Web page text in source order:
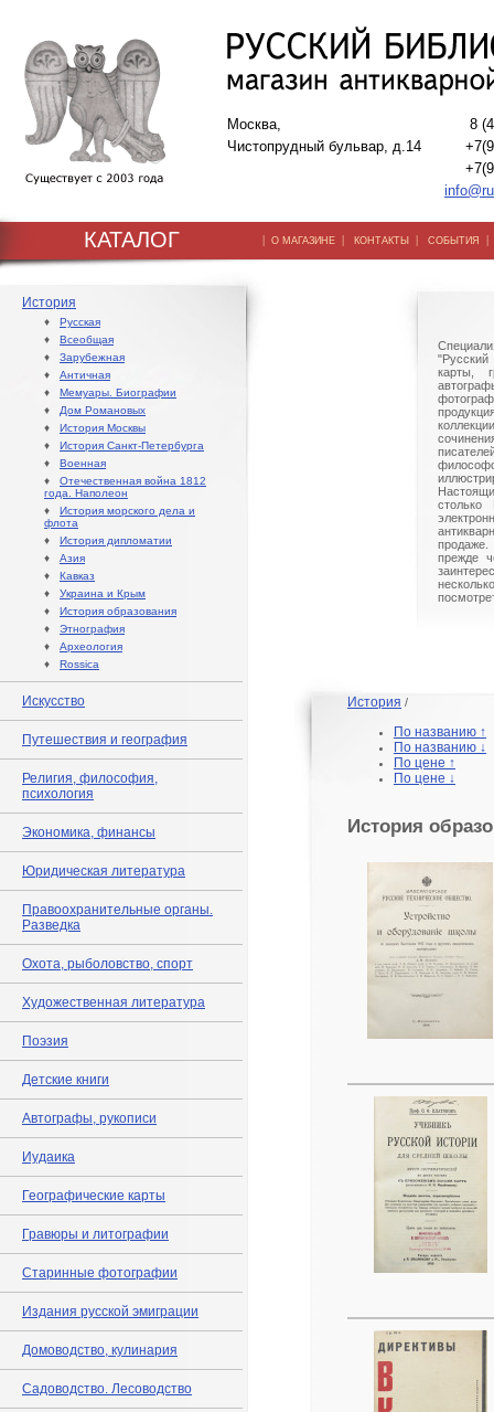
Москва,
Чистопрудный бульвар, д.14
8
КАТАЛОГ | О МАГАЗИНЕ | КОНТАКТЫ | СОБЫТИЯ
История
♦ Русская
♦ Всеобщая
♦ Зарубежная
♦ Античная
♦ Мемуары. Биографии
♦ Дом Романовых
♦ История Москвы
♦ История Санкт-Петербурга
♦ Военная
♦ Отечественная война 1812
года. Наполеон
♦ История морского дела и
флота
♦ История дипломатии
♦ Азия
♦ Кавказ
♦ Украина и Крым
♦ История образования
♦ Этнография
♦ Археология
♦ Rossica
Искусство
Путешествия и география
Религия, философия,
психология
Экономика, финансы
Юридическая литература
Правоохранительные органы.
Разведка
Охота, рыболовство, спорт
Художественная литература
Поэзия
Детские книги
Автографы, рукописи
Иудаика
Географические карты
Гравюры и литографии
Старинные фотографии
Издания русской эмиграции
Домоводство, кулинария
Садоводство. Лесоводство
"Русский
карты,
столько
прежде
История /
По названию ↑
По названию ↓
По цене ↑
По цене ↓
История